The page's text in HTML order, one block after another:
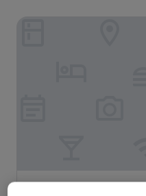
Radisson Blu
Radisson Blu Hangzhou